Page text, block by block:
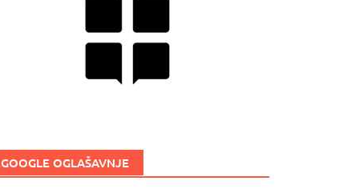
GOOGLE OGLAŠAVNJE